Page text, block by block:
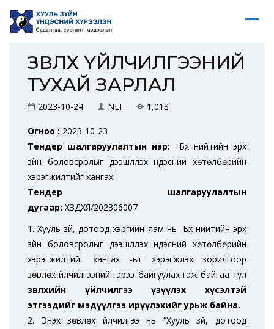
ЗӨВЛӨХ ҮЙЛЧИЛГЭЭНИЙ
ТУХАЙ ЗАРЛАЛ
2023-10-24 NLI 1,018
Огноо : 2023-10-23
Тендер шалгаруулалтын нэр:
Бүх нийтийн эрх
зүйн боловсролыг дээшлүүлэх үндэсний хөтөлбөрийн
хэрэгжилтийг хангах
Тендер шалгаруулалтын
дугаар: ХЗДХЯ/202306007
1.Хууль зүй, дотоод хэргийн яам нь
Бүх нийтийн эрх
зүйн боловсролыг дээшлүүлэх үндэсний хөтөлбөрийн
хэрэгжилтийг хангах -ыг хэрэгжүүлэх зорилгоор
зөвлөх үйлчилгээний гэрээ байгуулах гэж байгаа тул
зөвлөхийн үйлчилгээ үзүүлэх хүсэлтэй
этгээдийг мэдүүлгээ ирүүлэхийг урьж байна.
2. Энэхүү зөвлөх үйлчилгээ нь “Хууль зүй, дотоод